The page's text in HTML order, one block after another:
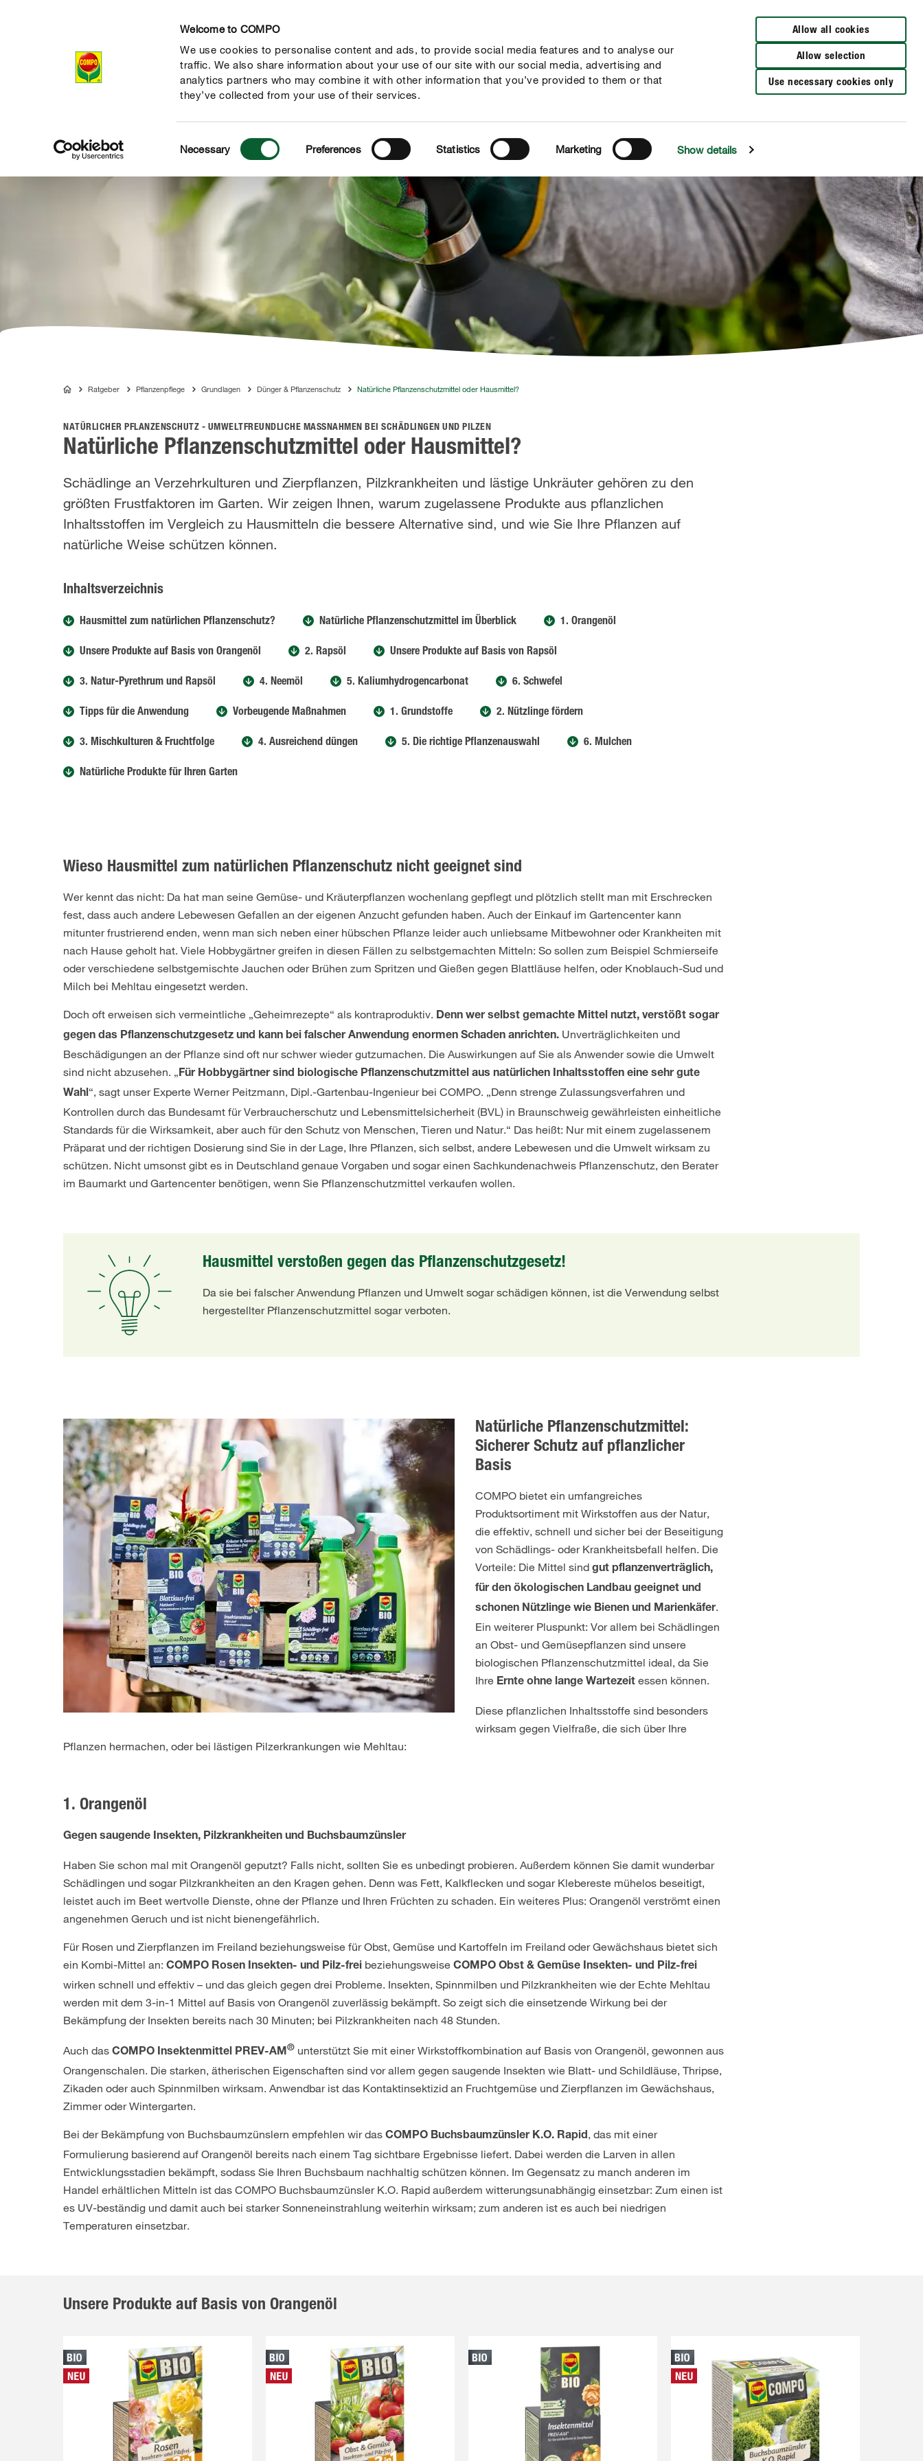
Welcome to COMPO
We use cookies to personalise content and ads, to provide social media features and to analyse our
traffic. We also share information about your use of our site with our social media, advertising and
analytics partners who may combine it with other information that you’ve provided to them or that
they’ve collected from your use of their services.
Selection
Necessary Preferences Statistics Marketing Show details
Allow all cookies
Allow selection
Use necessary cookies only
Produkte Ratgeber Themenwelten Service Unternehmen
COMPORatgeber Pflanzenpflege Grundlagen Dünger & Pflanzenschutz Natürliche Pflanzenschutzmittel oder Hausmittel?
NATÜRLICHER PFLANZENSCHUTZ - UMWELTFREUNDLICHE MASSNAHMEN BEI SCHÄDLINGEN UND PILZEN
Natürliche Pflanzenschutzmittel oder Hausmittel?
Schädlinge an Verzehrkulturen und Zierpflanzen, Pilzkrankheiten und lästige Unkräuter gehören zu den
größten Frustfaktoren im Garten. Wir zeigen Ihnen, warum zugelassene Produkte aus pflanzlichen
Inhaltsstoffen im Vergleich zu Hausmitteln die bessere Alternative sind, und wie Sie Ihre Pflanzen auf
natürliche Weise schützen können.
Inhaltsverzeichnis
Hausmittel zum natürlichen Pflanzenschutz? Natürliche Pflanzenschutzmittel im Überblick 1. Orangenöl
Unsere Produkte auf Basis von Orangenöl 2. Rapsöl Unsere Produkte auf Basis von Rapsöl
3. Natur-Pyrethrum und Rapsöl 4. Neemöl 5. Kaliumhydrogencarbonat 6. Schwefel
Tipps für die Anwendung Vorbeugende Maßnahmen 1. Grundstoffe 2. Nützlinge fördern
3. Mischkulturen & Fruchtfolge 4. Ausreichend düngen 5. Die richtige Pflanzenauswahl 6. Mulchen
Natürliche Produkte für Ihren Garten
Wieso Hausmittel zum natürlichen Pflanzenschutz nicht geeignet sind
Wer kennt das nicht: Da hat man seine Gemüse- und Kräuterpflanzen wochenlang gepflegt und plötzlich stellt man mit Erschrecken
fest, dass auch andere Lebewesen Gefallen an der eigenen Anzucht gefunden haben. Auch der Einkauf im Gartencenter kann
mitunter frustrierend enden, wenn man sich neben einer hübschen Pflanze leider auch unliebsame Mitbewohner oder Krankheiten mit
nach Hause geholt hat. Viele Hobbygärtner greifen in diesen Fällen zu selbstgemachten Mitteln: So sollen zum Beispiel Schmierseife
oder verschiedene selbstgemischte Jauchen oder Brühen zum Spritzen und Gießen gegen Blattläuse helfen, oder Knoblauch-Sud und
Milch bei Mehltau eingesetzt werden.
Doch oft erweisen sich vermeintliche „Geheimrezepte“ als kontraproduktiv. Denn wer selbst gemachte Mittel nutzt, verstößt sogar
gegen das Pflanzenschutzgesetz und kann bei falscher Anwendung enormen Schaden anrichten. Unverträglichkeiten und
Beschädigungen an der Pflanze sind oft nur schwer wieder gutzumachen. Die Auswirkungen auf Sie als Anwender sowie die Umwelt
sind nicht abzusehen. „Für Hobbygärtner sind biologische Pflanzenschutzmittel aus natürlichen Inhaltsstoffen eine sehr gute
Wahl“, sagt unser Experte Werner Peitzmann, Dipl.-Gartenbau-Ingenieur bei COMPO. „Denn strenge Zulassungsverfahren und
Kontrollen durch das Bundesamt für Verbraucherschutz und Lebensmittelsicherheit (BVL) in Braunschweig gewährleisten einheitliche
Standards für die Wirksamkeit, aber auch für den Schutz von Menschen, Tieren und Natur.“ Das heißt: Nur mit einem zugelassenem
Präparat und der richtigen Dosierung sind Sie in der Lage, Ihre Pflanzen, sich selbst, andere Lebewesen und die Umwelt wirksam zu
schützen. Nicht umsonst gibt es in Deutschland genaue Vorgaben und sogar einen Sachkundenachweis Pflanzenschutz, den Berater
im Baumarkt und Gartencenter benötigen, wenn Sie Pflanzenschutzmittel verkaufen wollen.
Hausmittel verstoßen gegen das Pflanzenschutzgesetz!
Da sie bei falscher Anwendung Pflanzen und Umwelt sogar schädigen können, ist die Verwendung selbst
hergestellter Pflanzenschutzmittel sogar verboten.
Natürliche Pflanzenschutzmittel:
Sicherer Schutz auf pflanzlicher
Basis
COMPO bietet ein umfangreiches
Produktsortiment mit Wirkstoffen aus der Natur,
die effektiv, schnell und sicher bei der Beseitigung
von Schädlings- oder Krankheitsbefall helfen. Die
Vorteile: Die Mittel sind gut pflanzenverträglich,
für den ökologischen Landbau geeignet und
schonen Nützlinge wie Bienen und Marienkäfer.
Ein weiterer Pluspunkt: Vor allem bei Schädlingen
an Obst- und Gemüsepflanzen sind unsere
biologischen Pflanzenschutzmittel ideal, da Sie
Ihre Ernte ohne lange Wartezeit essen können.
Diese pflanzlichen Inhaltsstoffe sind besonders
wirksam gegen Vielfraße, die sich über Ihre
Pflanzen hermachen, oder bei lästigen Pilzerkrankungen wie Mehltau:
1. Orangenöl
Gegen saugende Insekten, Pilzkrankheiten und Buchsbaumzünsler
Haben Sie schon mal mit Orangenöl geputzt? Falls nicht, sollten Sie es unbedingt probieren. Außerdem können Sie damit wunderbar
Schädlingen und sogar Pilzkrankheiten an den Kragen gehen. Denn was Fett, Kalkflecken und sogar Klebereste mühelos beseitigt,
leistet auch im Beet wertvolle Dienste, ohne der Pflanze und Ihren Früchten zu schaden. Ein weiteres Plus: Orangenöl verströmt einen
angenehmen Geruch und ist nicht bienengefährlich.
Für Rosen und Zierpflanzen im Freiland beziehungsweise für Obst, Gemüse und Kartoffeln im Freiland oder Gewächshaus bietet sich
ein Kombi-Mittel an: COMPO Rosen Insekten- und Pilz-frei beziehungsweise COMPO Obst & Gemüse Insekten- und Pilz-frei
wirken schnell und effektiv – und das gleich gegen drei Probleme. Insekten, Spinnmilben und Pilzkrankheiten wie der Echte Mehltau
werden mit dem 3-in-1 Mittel auf Basis von Orangenöl zuverlässig bekämpft. So zeigt sich die einsetzende Wirkung bei der
Bekämpfung der Insekten bereits nach 30 Minuten; bei Pilzkrankheiten nach 48 Stunden.
Auch das COMPO Insektenmittel PREV-AM® unterstützt Sie mit einer Wirkstoffkombination auf Basis von Orangenöl, gewonnen aus
Orangenschalen. Die starken, ätherischen Eigenschaften sind vor allem gegen saugende Insekten wie Blatt- und Schildläuse, Thripse,
Zikaden oder auch Spinnmilben wirksam. Anwendbar ist das Kontaktinsektizid an Fruchtgemüse und Zierpflanzen im Gewächshaus,
Zimmer oder Wintergarten.
Bei der Bekämpfung von Buchsbaumzünslern empfehlen wir das COMPO Buchsbaumzünsler K.O. Rapid, das mit einer
Formulierung basierend auf Orangenöl bereits nach einem Tag sichtbare Ergebnisse liefert. Dabei werden die Larven in allen
Entwicklungsstadien bekämpft, sodass Sie Ihren Buchsbaum nachhaltig schützen können. Im Gegensatz zu manch anderen im
Handel erhältlichen Mitteln ist das COMPO Buchsbaumzünsler K.O. Rapid außerdem witterungsunabhängig einsetzbar: Zum einen ist
es UV-beständig und damit auch bei starker Sonneneinstrahlung weiterhin wirksam; zum anderen ist es auch bei niedrigen
Temperaturen einsetzbar.
Unsere Produkte auf Basis von Orangenöl